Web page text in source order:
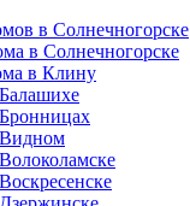
в Солнечногорске
в Солнечногорске
в Клину